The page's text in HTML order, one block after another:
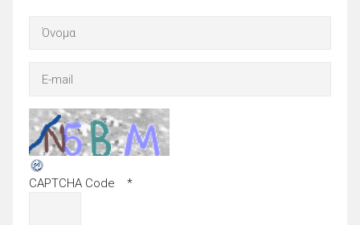
CAPTCHA Code *